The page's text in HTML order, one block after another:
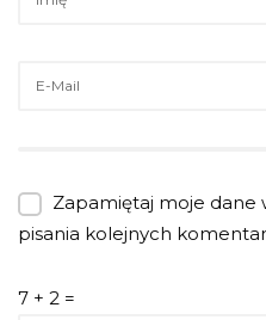
Zapamiętaj moje dane
pisania kolejnych
7 + 2 =